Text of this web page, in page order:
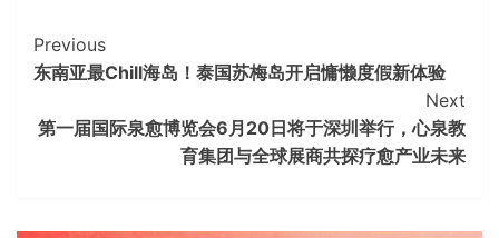
Continue
Reading
Previous
东南亚最Chill海岛！泰国苏梅岛开启慵懒度假新体验​
Next
第一届国际泉愈博览会6月20日将于深圳举行，心泉教
育集团与全球展商共探疗愈产业未来